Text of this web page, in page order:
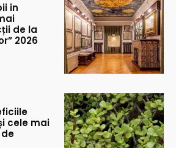
în
de la
2026
cele mai